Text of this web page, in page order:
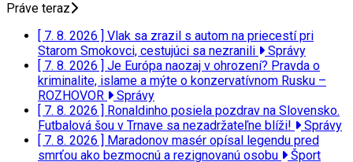
Práve teraz
[ 7. 8. 2026 ] Vlak sa zrazil s autom na priecestí pri
Starom Smokovci, cestujúci sa nezranili
Správy
[ 7. 8. 2026 ] Je Európa naozaj v ohrození? Pravda o
kriminalite, islame a mýte o konzervatívnom Rusku –
ROZHOVOR
Správy
[ 7. 8. 2026 ] Ronaldinho posiela pozdrav na Slovensko.
Futbalová šou v Trnave sa nezadržateľne blíži!
Správy
[ 7. 8. 2026 ] Maradonov masér opísal legendu pred
smrťou ako bezmocnú a rezignovanú osobu
Šport